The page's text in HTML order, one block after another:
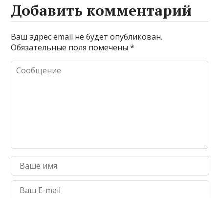
Добавить комментарий
Ваш адрес email не будет опубликован.
Обязательные поля помечены*